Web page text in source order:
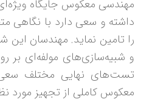
مهندسی معکوس جایگاه‌
داشته و سعی دارد با نگاهی
را تامین نماید. مهندسان این
و شبیه‌سازی‌های مولفه‌ای بر
تست‌های نهایی مختلف
معکوس کاملی از تجهیز مورد